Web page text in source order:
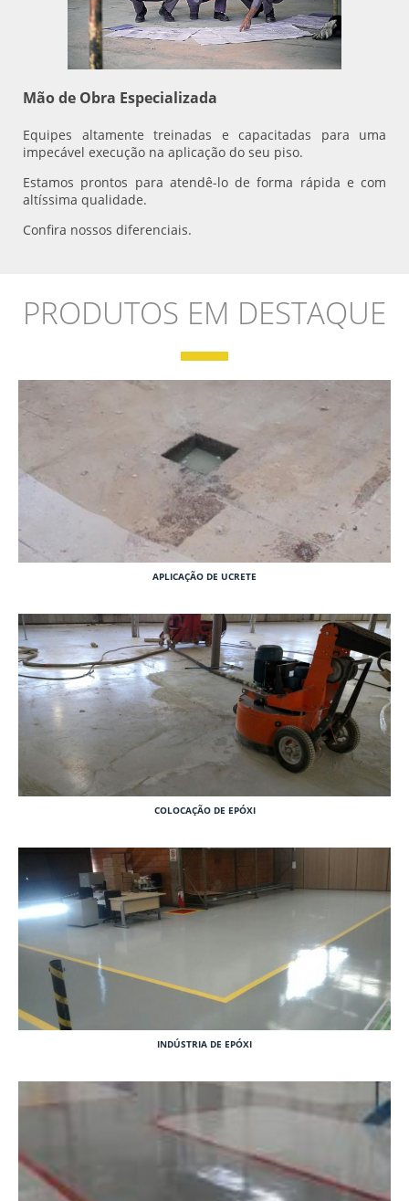
Mão de Obra Especializada
Equipes altamente treinadas e capacitadas para uma
impecável execução na aplicação do seu piso.
Estamos prontos para atendê-lo de forma rápida e com
altíssima qualidade.
Confira nossos diferenciais.
PRODUTOS EM DESTAQUE
APLICAÇÃO DE UCRETE
COLOCAÇÃO DE EPÓXI
INDÚSTRIA DE EPÓXI